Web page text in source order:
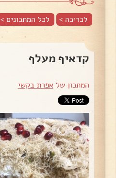
לכריכה > לכל המתכונים >
קדאיף מעלף
המתכון של אפרת בקשי